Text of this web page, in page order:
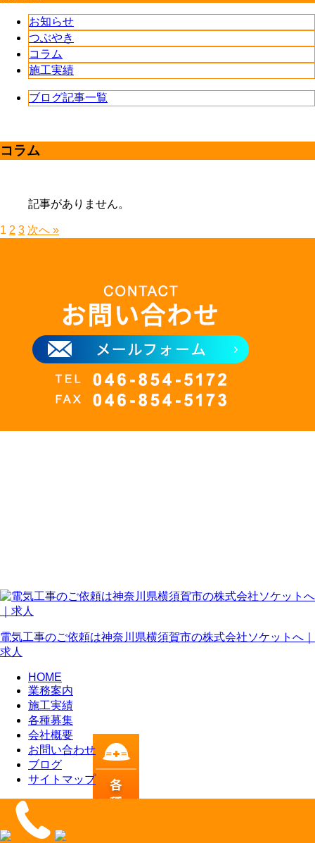
お知らせ
つぶやき
コラム
施工実績
ブログ記事一覧
コラム
記事がありません。
1 2 3 次へ »
電気工事のご依頼は神奈川県横須賀市の株式会社ソケットへ｜
求人
HOME
業務案内
施工実績
各種募集
会社概要
お問い合わせ
ブログ
サイトマップ